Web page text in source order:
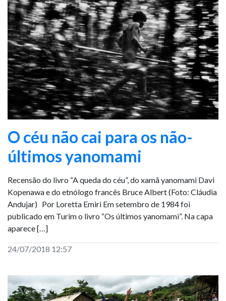
O céu não cai para os não-
últimos yanomami
Recensão do livro “A queda do céu”, do xamã yanomami Davi
Kopenawa e do etnólogo francês Bruce Albert (Foto: Cláudia
Andujar) Por Loretta Emiri Em setembro de 1984 foi
publicado em Turim o livro “Os últimos yanomami”. Na capa
aparece […]
24/07/2018 12:57